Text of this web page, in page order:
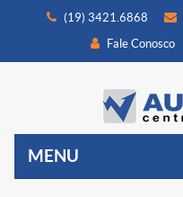
(19) 3421.6868
Fale Conosco
MENU